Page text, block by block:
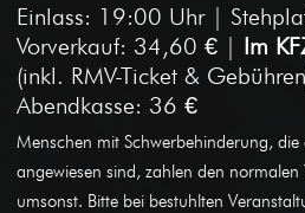
Einlass: 19:00 Uhr |
Vorverkauf: 34,60 € | Im
(inkl. RMV-Ticket &
Abendkasse: 36 €
Menschen mit Schwerbehinderung, die
angewiesen sind, zahlen den normalen
umsonst. Bitte bei bestuhlten